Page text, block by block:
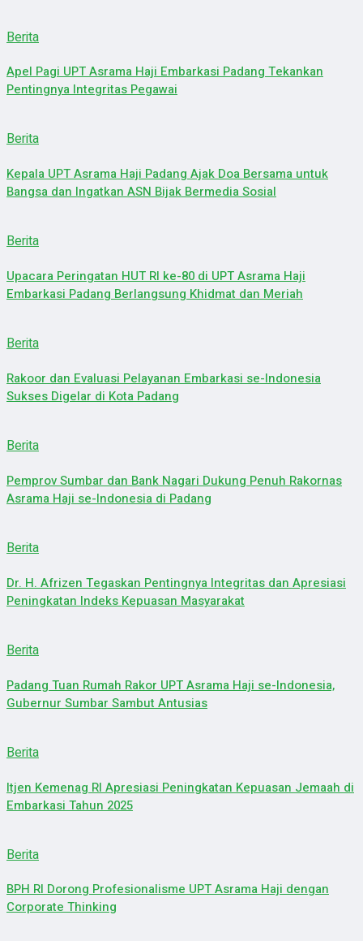
Berita
Apel Pagi UPT Asrama Haji Embarkasi Padang Tekankan
Pentingnya Integritas Pegawai
Berita
Kepala UPT Asrama Haji Padang Ajak Doa Bersama untuk
Bangsa dan Ingatkan ASN Bijak Bermedia Sosial
Berita
Upacara Peringatan HUT RI ke-80 di UPT Asrama Haji
Embarkasi Padang Berlangsung Khidmat dan Meriah
Berita
Rakoor dan Evaluasi Pelayanan Embarkasi se-Indonesia
Sukses Digelar di Kota Padang
Berita
Pemprov Sumbar dan Bank Nagari Dukung Penuh Rakornas
Asrama Haji se-Indonesia di Padang
Berita
Dr. H. Afrizen Tegaskan Pentingnya Integritas dan Apresiasi
Peningkatan Indeks Kepuasan Masyarakat
Berita
Padang Tuan Rumah Rakor UPT Asrama Haji se-Indonesia,
Gubernur Sumbar Sambut Antusias
Berita
Itjen Kemenag RI Apresiasi Peningkatan Kepuasan Jemaah di
Embarkasi Tahun 2025
Berita
BPH RI Dorong Profesionalisme UPT Asrama Haji dengan
Corporate Thinking